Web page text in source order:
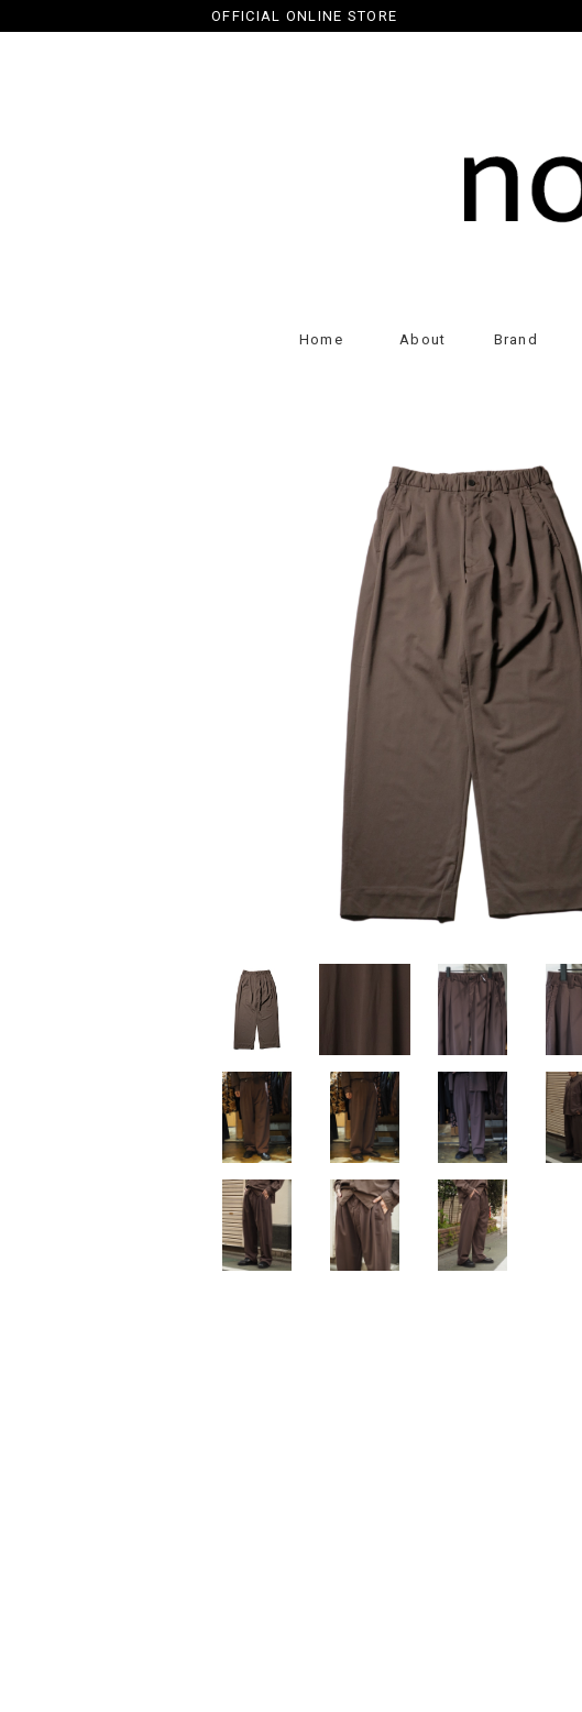
OFFICIAL ONLINE STORE
Home About Brand